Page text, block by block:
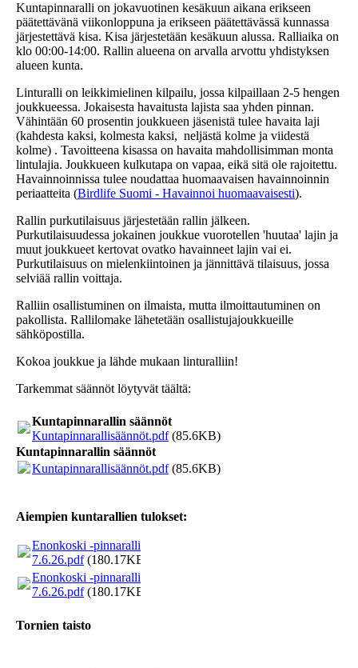
Kuntapinnaralli on jokavuotinen kesäkuun aikana erikseen
päätettävänä viikonloppuna ja erikseen päätettävässä kunnassa
järjestettävä kisa. Kisa järjestetään kesäkuun alussa. Ralliaika on
klo 00:00-14:00. Rallin alueena on arvalla arvottu yhdistyksen
alueen kunta.
Linturalli on leikkimielinen kilpailu, jossa kilpaillaan 2-5 hengen
joukkueessa. Jokaisesta havaitusta lajista saa yhden pinnan.
Vähintään 60 prosentin joukkueen jäsenistä tulee havaita laji
(kahdesta kaksi, kolmesta kaksi, neljästä kolme ja viidestä
kolme) . Tavoitteena kisassa on havaita mahdollisimman monta
lintulajia. Joukkueen kulkutapa on vapaa, eikä sitä ole rajoitettu.
Havainnoinnissa tulee noudattaa huomaavaisen havainnoinnin
periaatteita (Birdlife Suomi - Havainnoi huomaavaisesti).
Rallin purkutilaisuus järjestetään rallin jälkeen.
Purkutilaisuudessa jokainen joukkue vuorotellen 'huutaa' lajin ja
muut joukkueet kertovat ovatko havainneet lajin vai ei.
Purkutilaisuus on mielenkiintoinen ja jännittävä tilaisuus, jossa
selviää rallin voittaja.
Ralliin osallistuminen on ilmaista, mutta ilmoittautuminen on
pakollista. Rallilomake lähetetään osallistujajoukkueille
sähköpostilla.
Kokoa joukkue ja lähde mukaan linturalliin!
Tarkemmat säännöt löytyvät täältä:
Kuntapinnarallin säännöt
Kuntapinnarallisäännöt.pdf(85.6KB)
Kuntapinnarallin säännöt
Kuntapinnarallisäännöt.pdf(85.6KB)
Aiempien kuntarallien tulokset:
Enonkoski -pinnaralli
7.6.26.pdf(180.17KB)
Enonkoski -pinnaralli
7.6.26.pdf(180.17KB)
Tornien taisto